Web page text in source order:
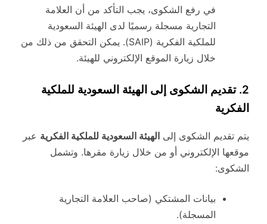
في رفع الشكوى، يجب التأكد من أن العلامة
التجارية مسجلة رسميًا لدى الهيئة السعودية
للملكية الفكرية (SAIP). يمكن التحقق من ذلك من
خلال زيارة الموقع الإلكتروني للهيئة.
2. تقديم الشكوى إلى الهيئة السعودية للملكية
الفكرية
يتم تقديم الشكوى إلى الهيئة السعودية للملكية الفكرية عبر
موقعها الإلكتروني أو من خلال زيارة مقرها. وتشمل
الشكوى:
بيانات المشتكي (صاحب العلامة التجارية
المسجلة).